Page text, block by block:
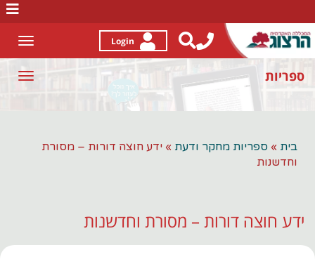
לתוכן
Login
ספריות
בית » ספריות מחקר ודעת » ידע חוצה דורות – מסורת
וחדשנות
ידע חוצה דורות – מסורת וחדשנות